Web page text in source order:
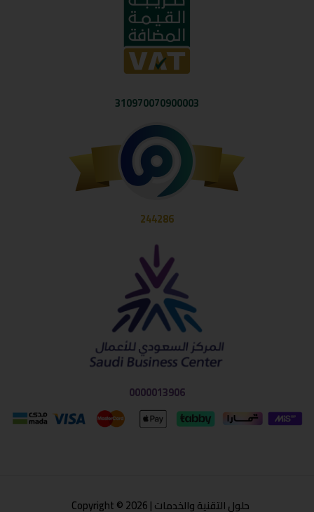
310970070900003
244286
0000013906
حلول التقنية والخدمات | Copyright © 2026